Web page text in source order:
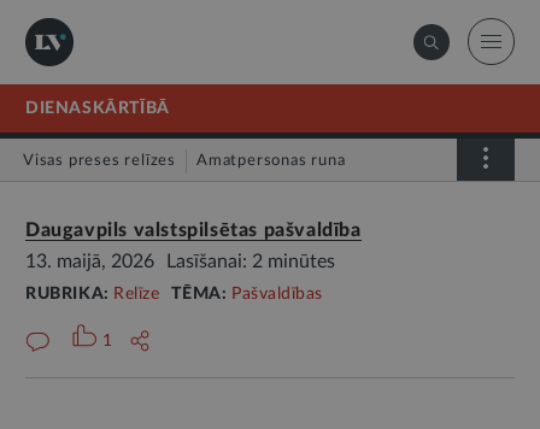
DIENASKĀRTĪBĀ
Visas preses relīzes Amatpersonas runa
Daugavpils valstspilsētas pašvaldība
13. maijā, 2026
Lasīšanai: 2 minūtes
RUBRIKA: Relīze TĒMA: Pašvaldības
1